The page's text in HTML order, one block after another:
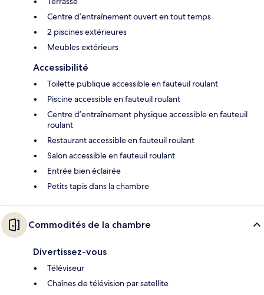
Centre d’entraînement ouvert en tout temps
2 piscines extérieures
Meubles extérieurs
Accessibilité
Toilette publique accessible en fauteuil roulant
Piscine accessible en fauteuil roulant
Centre d’entraînement physique accessible en fauteuil
roulant
Restaurant accessible en fauteuil roulant
Salon accessible en fauteuil roulant
Entrée bien éclairée
Petits tapis dans la chambre
Commodités de la chambre
Divertissez-vous
Téléviseur
Chaînes de télévision par satellite